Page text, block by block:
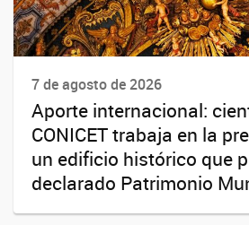
7 de agosto de 2026
Aporte internacional:
CONICET trabaja en la
un edificio histórico que
declarado Patrimonio